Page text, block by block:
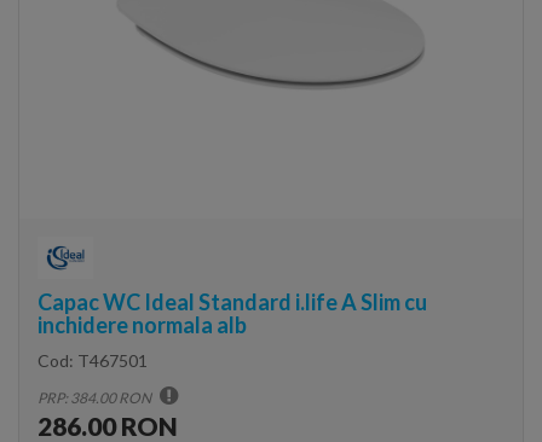
Capac WC Ideal Standard i.life A Slim cu
inchidere normala alb
Cod: T467501
PRP: 384.00 RON
286.00 RON